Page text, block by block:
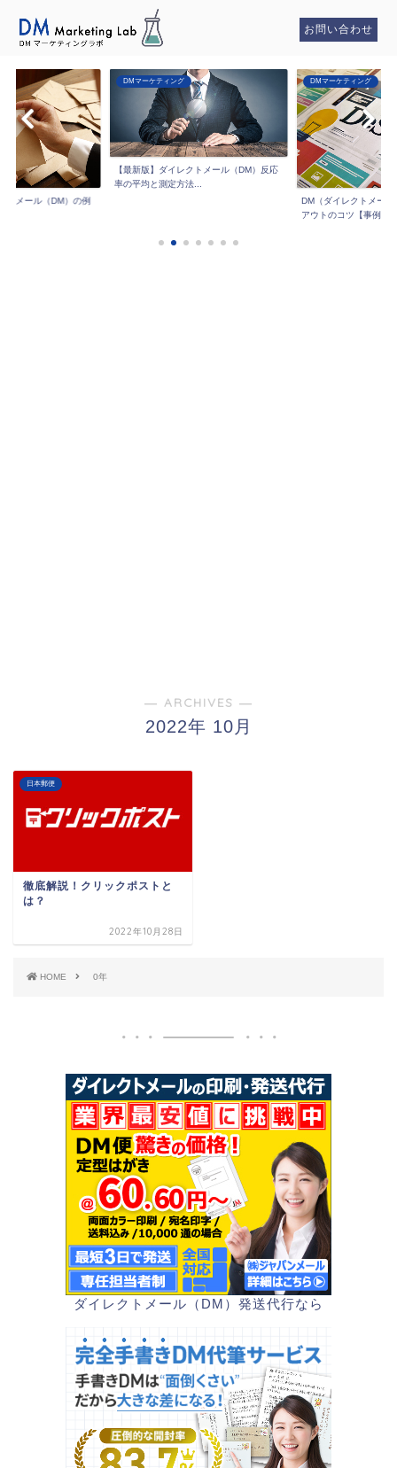
お問い合わせ
トメール（DM）の例
DMマーケティング
【最新版】ダイレクトメール（DM）反応
率の平均と測定方法...
DMマーケティング
DM（ダイレクトメー
アウトのコツ【事例...
― ARCHIVES ―
2022年 10月
日本郵便
徹底解説！クリックポストと
は？
2022年10月28日
HOME 0年
ダイレクトメール（DM）発送代行なら